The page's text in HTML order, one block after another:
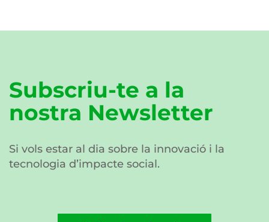
Subscriu-te a la
nostra Newsletter
Si vols estar al dia sobre la innovació i la
tecnologia d’impacte social.